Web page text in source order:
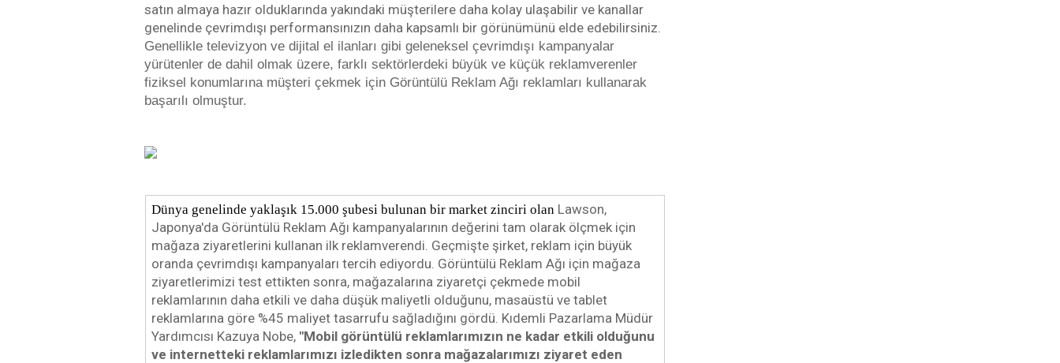
satın almaya hazır olduklarında yakındaki müşterilere daha kolay ulaşabilir ve kanallar
Genellikle televizyon ve dijital el ilanları gibi geleneksel çevrimdışı kampanyalar
yürütenler de dahil olmak üzere, farklı sektörlerdeki büyük ve küçük reklamverenler
fiziksel konumlarına müşteri çekmek için Görüntülü Reklam Ağı reklamları kullanarak
başarılı olmuştur.
Dünya genelinde yaklaşık 15.000 şubesi bulunan bir market zinciri olan Lawson,
Japonya'da Görüntülü Reklam Ağı kampanyalarının değerini tam olarak ölçmek için
mağaza ziyaretlerini kullanan ilk reklamverendi. Geçmişte şirket, reklam için büyük
oranda çevrimdışı kampanyaları tercih ediyordu. Görüntülü Reklam Ağı için mağaza
ziyaretlerimizi test ettikten sonra, mağazalarına ziyaretçi çekmede mobil
reklamlarının daha etkili ve daha düşük maliyetli olduğunu, masaüstü ve tablet
reklamlarına göre %45 maliyet tasarrufu sağladığını gördü. Kıdemli Pazarlama Müdür
Yardımcısı Kazuya Nobe, "Mobil görüntülü reklamlarımızın ne kadar etkili olduğunu
ve internetteki reklamlarımızı izledikten sonra mağazalarımızı ziyaret eden